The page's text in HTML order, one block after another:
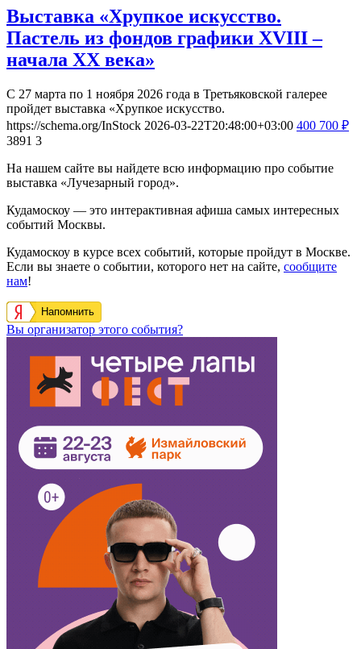
Выставка «Хрупкое искусство.
Пастель из фондов графики XVIII –
начала XX века»
С 27 марта по 1 ноября 2026 года в Третьяковской галерее
пройдет выставка «Хрупкое искусство.
https://schema.org/InStock 2026-03-22T20:48:00+03:00 400 700 ₽
3891 3
На нашем сайте вы найдете всю информацию про событие
выставка «Лучезарный город».
Кудамоскоу — это интерактивная афиша самых интересных
событий Москвы.
Кудамоскоу в курсе всех событий, которые пройдут в Москве.
Если вы знаете о событии, которого нет на сайте, сообщите
нам!
Напомнить
Вы организатор этого события?